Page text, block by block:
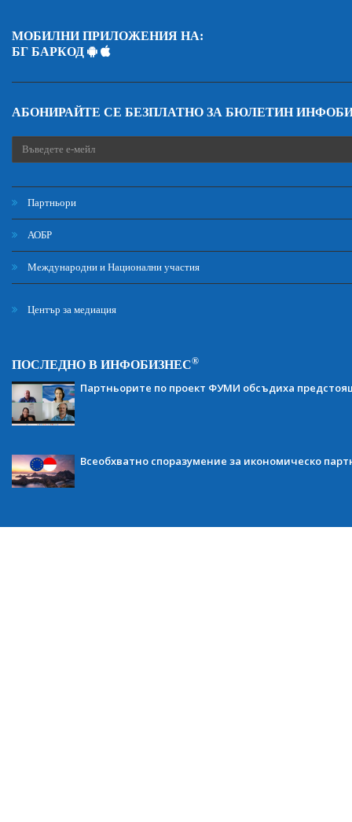
МОБИЛНИ ПРИЛОЖЕНИЯ НА:
БГ БАРКОД
АБОНИРАЙТЕ СЕ БЕЗПЛАТНО ЗА БЮЛЕТИН
Партньори
АОБР
Международни и Национални участия
Център за медиация
ПОСЛЕДНО В ИНФОБИЗНЕС®
Партньорите по проект ФУМИ обсъдиха
Всеобхватно споразумение за икономическо